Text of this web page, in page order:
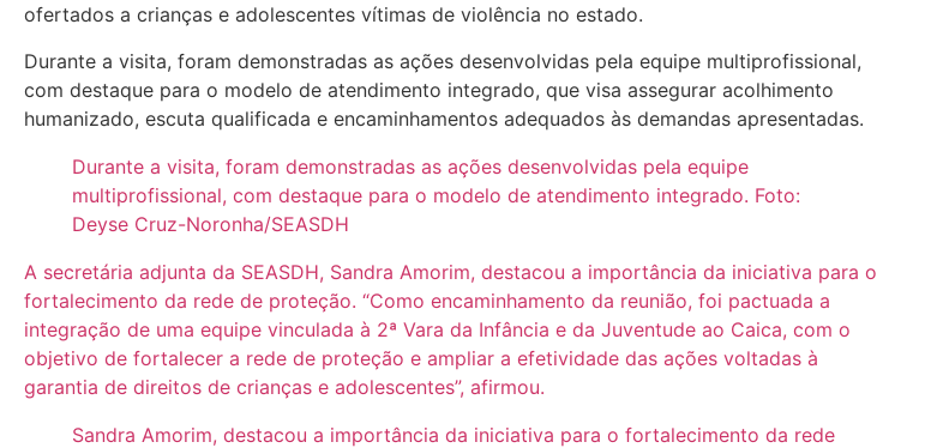
ofertados a crianças e adolescentes vítimas de violência no estado.
Durante a visita, foram demonstradas as ações desenvolvidas pela equipe multiprofissional,
com destaque para o modelo de atendimento integrado, que visa assegurar acolhimento
humanizado, escuta qualificada e encaminhamentos adequados às demandas apresentadas.
Durante a visita, foram demonstradas as ações desenvolvidas pela equipe
multiprofissional, com destaque para o modelo de atendimento integrado. Foto:
Deyse Cruz-Noronha/SEASDH
A secretária adjunta da SEASDH, Sandra Amorim, destacou a importância da iniciativa para o
fortalecimento da rede de proteção. “Como encaminhamento da reunião, foi pactuada a
integração de uma equipe vinculada à 2ª Vara da Infância e da Juventude ao Caica, com o
objetivo de fortalecer a rede de proteção e ampliar a efetividade das ações voltadas à
garantia de direitos de crianças e adolescentes”, afirmou.
Sandra Amorim, destacou a importância da iniciativa para o fortalecimento da rede